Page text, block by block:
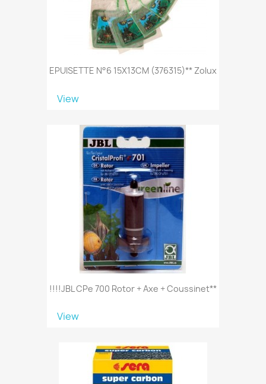
EPUISETTE N°6 15X13CM (376315)** Zolux
View
!!!!JBL CPe 700 Rotor + Axe + Coussinet**
View